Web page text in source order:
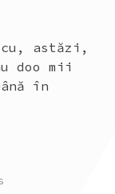
astăzi,
doo mii
în